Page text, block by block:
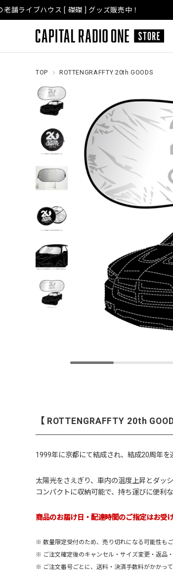
TOP ROTTENGRAFFTY 20th GOODS
【 ROTTENGRAFFTY 20th
1999年に京都にて結成され、結成20周年を
太陽光をさえぎり、車内の温度上昇とダッ
コンパクトに収納可能で、持ち運びに便利
商品のお届け日・配達時間のご指定はお受
※ 数量限定受付のため、売り切れになる可能性もご
※ ご注文確定後のキャンセル・サイズ変更・返品
※ ご注文番号ごとに、送料・決済手数料がかかっ